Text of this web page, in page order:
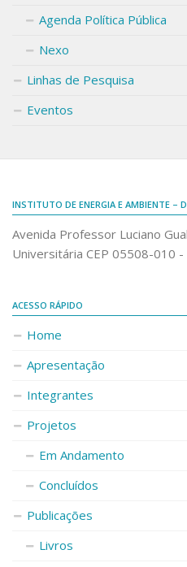
Agenda Política Pública
Nexo
Linhas de Pesquisa
Eventos
INSTITUTO DE ENERGIA E AMBIENTE –
Avenida Professor Luciano
Universitária CEP 05508-010 -
ACESSO RÁPIDO
Home
Apresentação
Integrantes
Projetos
Em Andamento
Concluídos
Publicações
Livros